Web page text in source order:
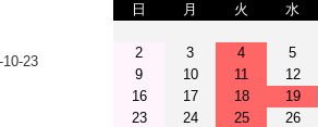
23
日
月 火 水
2
3 4 5
9
10 11 12
16
17 18 19
23
24 25 26